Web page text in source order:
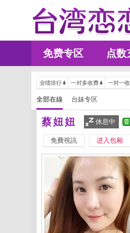
免费专区 点数
业绩排行 一对多收费 一对一
全部在線 台妹专区
蔡妞妞 休息中
免費視訊 进入包厢